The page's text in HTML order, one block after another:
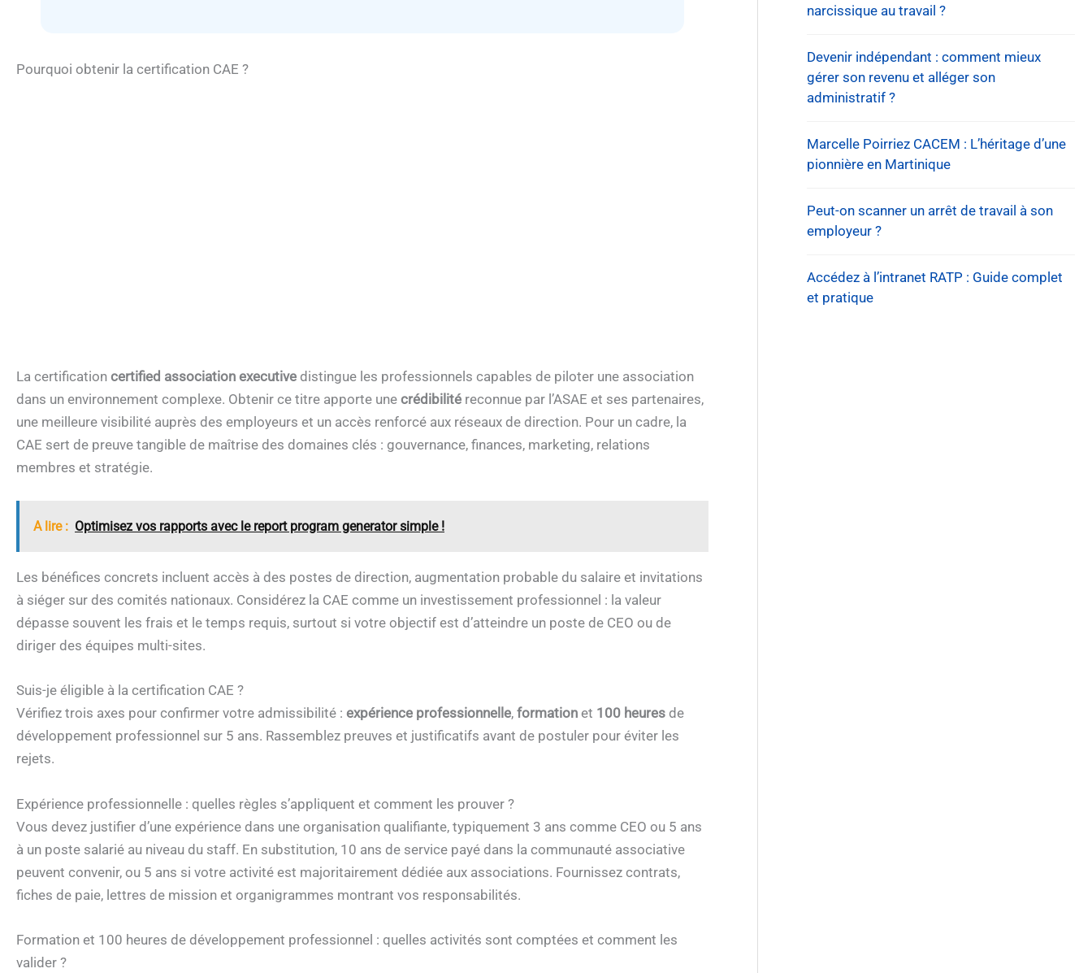
Pourquoi obtenir la certification CAE ?
La certification certified association executive distingue les professionnels capables de piloter une association
dans un environnement complexe. Obtenir ce titre apporte une crédibilité reconnue par l’ASAE et ses partenaires,
une meilleure visibilité auprès des employeurs et un accès renforcé aux réseaux de direction. Pour un cadre, la
CAE sert de preuve tangible de maîtrise des domaines clés : gouvernance, finances, marketing, relations
membres et stratégie.
A lire : Optimisez vos rapports avec le report program generator simple !
Les bénéfices concrets incluent accès à des postes de direction, augmentation probable du salaire et invitations
à siéger sur des comités nationaux. Considérez la CAE comme un investissement professionnel : la valeur
dépasse souvent les frais et le temps requis, surtout si votre objectif est d’atteindre un poste de CEO ou de
diriger des équipes multi-sites.
Suis-je éligible à la certification CAE ?
Vérifiez trois axes pour confirmer votre admissibilité : expérience professionnelle, formation et 100 heures de
développement professionnel sur 5 ans. Rassemblez preuves et justificatifs avant de postuler pour éviter les
rejets.
Expérience professionnelle : quelles règles s’appliquent et comment les prouver ?
Vous devez justifier d’une expérience dans une organisation qualifiante, typiquement 3 ans comme CEO ou 5 ans
à un poste salarié au niveau du staff. En substitution, 10 ans de service payé dans la communauté associative
peuvent convenir, ou 5 ans si votre activité est majoritairement dédiée aux associations. Fournissez contrats,
fiches de paie, lettres de mission et organigrammes montrant vos responsabilités.
Formation et 100 heures de développement professionnel : quelles activités sont comptées et comment les
valider ?
narcissique au travail ?
Devenir indépendant : comment mieux
gérer son revenu et alléger son
administratif ?
Marcelle Poirriez CACEM : L’héritage d’une
pionnière en Martinique
Peut-on scanner un arrêt de travail à son
employeur ?
Accédez à l’intranet RATP : Guide complet
et pratique